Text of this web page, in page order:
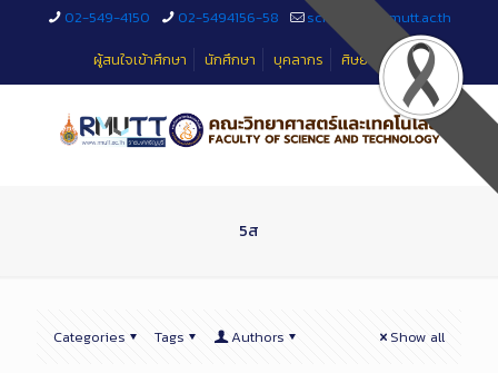
02-549-4150 02-5494156-58
sciteched@rmutt.ac.th
ผู้สนใจเข้าศึกษา
นักศึกษา บุคลากร ศิษย์เก่า
5ส
Categories Tags Authors Show all